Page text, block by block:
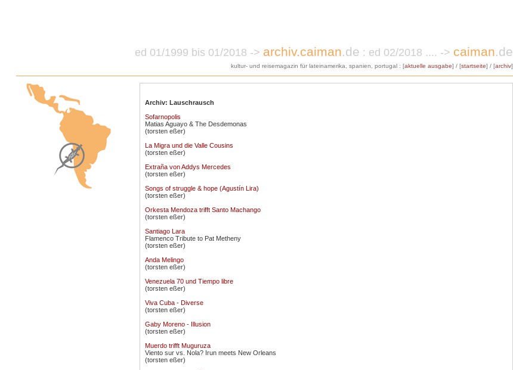
ed 01/1999 bis 01/2018 -> archiv.caiman.de : ed 02/2018 .... -> caiman.de
kultur- und reisemagazin für lateinamerika, spanien, portugal : [aktuelle ausgabe] / [startseite] / [archiv]
Archiv: Lauschrausch
Sofarnopolis
Matias Aguayo & The Desdemonas
(torsten eßer)
La Migra und die Valle Cousins
(torsten eßer)
Extraña von Addys Mercedes
(torsten eßer)
Songs of struggle & hope (Agustín Lira)
(torsten eßer)
Orkesta Mendoza trifft Santo Machango
(torsten eßer)
Santiago Lara
Flamenco Tribute to Pat Metheny
(torsten eßer)
Anda Melingo
(torsten eßer)
Venezuela 70 und Tiempo libre
(torsten eßer)
Viva Cuba - Diverse
(torsten eßer)
Gaby Moreno - Illusion
(torsten eßer)
Muerdo trifft Muguruza
Viento sur vs. Nola? Irun meets New Orleans
(torsten eßer)